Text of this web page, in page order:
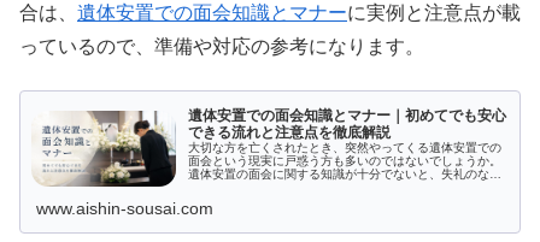
合は、 遺体安置での面会知識とマナーに実例と注意点が載
っているので、準備や対応の参考になります。
遺体安置での面会知識とマナー｜初めてでも安心
できる流れと注意点を徹底解説
大切な方を亡くされたとき、突然やってくる遺体安置での
面会という現実に戸惑う方も多いのではないでしょうか。
遺体安置の面会に関する知識が十分でないと、失礼のない
www.aishin-sousai.com